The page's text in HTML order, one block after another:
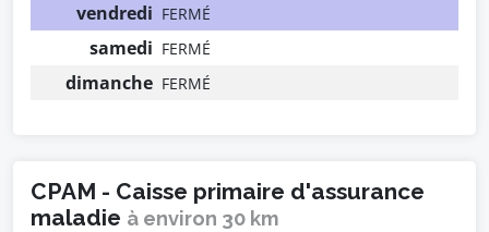
vendredi FERMÉ
samedi FERMÉ
dimanche FERMÉ
CPAM - Caisse primaire d'assurance
maladie à environ 30 km